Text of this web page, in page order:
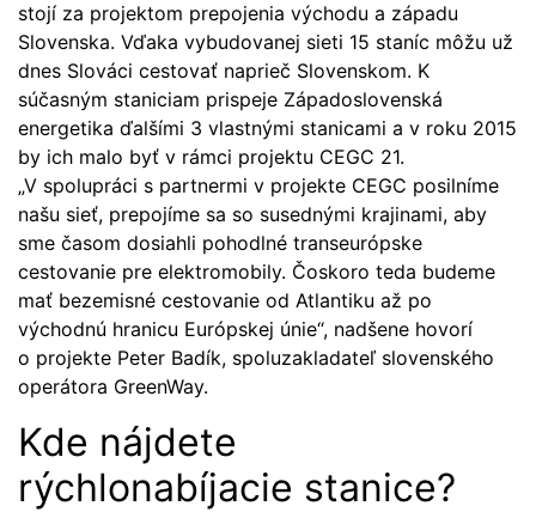
stojí za projektom prepojenia východu a západu
Slovenska. Vďaka vybudovanej sieti 15 staníc môžu už
dnes Slováci cestovať naprieč Slovenskom. K
súčasným staniciam prispeje Západoslovenská
energetika ďalšími 3 vlastnými stanicami a v roku 2015
by ich malo byť v rámci projektu CEGC 21.
„V spolupráci s partnermi v projekte CEGC posilníme
našu sieť, prepojíme sa so susednými krajinami, aby
sme časom dosiahli pohodlné transeurópske
cestovanie pre elektromobily. Čoskoro teda budeme
mať bezemisné cestovanie od Atlantiku až po
východnú hranicu Európskej únie“, nadšene hovorí
o projekte Peter Badík, spoluzakladateľ slovenského
operátora GreenWay.
Kde nájdete
rýchlonabíjacie stanice?